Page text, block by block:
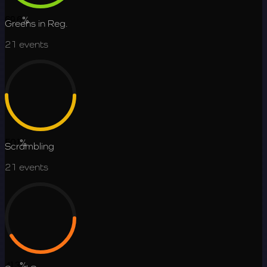
69.6%
Greens in Reg.
21 events
50.1%
Scrambling
21 events